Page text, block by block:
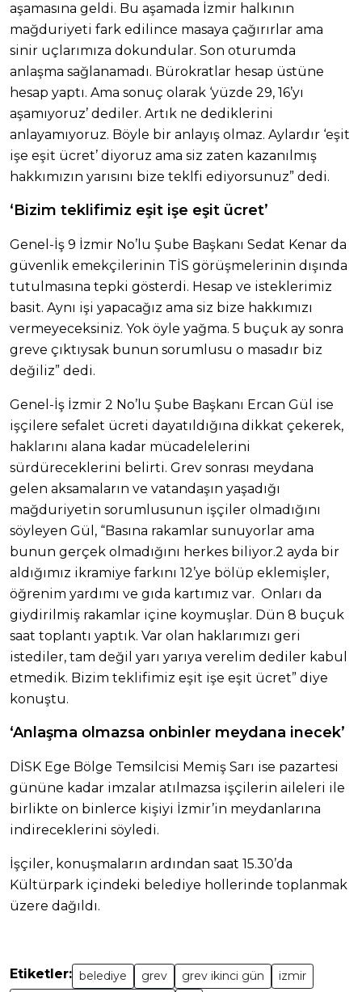
aşamasına geldi. Bu aşamada İzmir halkının
mağduriyeti fark edilince masaya çağırırlar ama
sinir uçlarımıza dokundular. Son oturumda
anlaşma sağlanamadı. Bürokratlar hesap üstüne
hesap yaptı. Ama sonuç olarak ‘yüzde 29, 16’yı
aşamıyoruz’ dediler. Artık ne dediklerini
anlayamıyoruz. Böyle bir anlayış olmaz. Aylardır ‘eşit
işe eşit ücret’ diyoruz ama siz zaten kazanılmış
hakkımızın yarısını bize teklfi ediyorsunuz” dedi.
‘Bizim teklifimiz eşit işe eşit ücret’
Genel-İş 9 İzmir No’lu Şube Başkanı Sedat Kenar da
güvenlik emekçilerinin TİS görüşmelerinin dışında
tutulmasına tepki gösterdi. Hesap ve isteklerimiz
basit. Aynı işi yapacağız ama siz bize hakkımızı
vermeyeceksiniz. Yok öyle yağma. 5 buçuk ay sonra
greve çıktıysak bunun sorumlusu o masadır biz
değiliz” dedi.
Genel-İş İzmir 2 No’lu Şube Başkanı Ercan Gül ise
işçilere sefalet ücreti dayatıldığına dikkat çekerek,
haklarını alana kadar mücadelelerini
sürdüreceklerini belirti. Grev sonrası meydana
gelen aksamaların ve vatandaşın yaşadığı
mağduriyetin sorumlusunun işçiler olmadığını
söyleyen Gül, “Basına rakamlar sunuyorlar ama
bunun gerçek olmadığını herkes biliyor.2 ayda bir
aldığımız ikramiye farkını 12’ye bölüp eklemişler,
öğrenim yardımı ve gıda kartımız var. Onları da
giydirilmiş rakamlar içine koymuşlar. Dün 8 buçuk
saat toplantı yaptık. Var olan haklarımızı geri
istediler, tam değil yarı yarıya verelim dediler kabul
etmedik. Bizim teklifimiz eşit işe eşit ücret” diye
konuştu.
‘Anlaşma olmazsa onbinler meydana inecek’
DİSK Ege Bölge Temsilcisi Memiş Sarı ise pazartesi
gününe kadar imzalar atılmazsa işçilerin aileleri ile
birlikte on binlerce kişiyi İzmir’in meydanlarına
indireceklerini söyledi.
İşçiler, konuşmaların ardından saat 15.30’da
Kültürpark içindeki belediye hollerinde toplanmak
üzere dağıldı.
Etiketler: belediye grev grev ikinci gün
izmir